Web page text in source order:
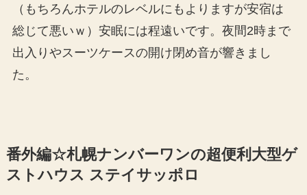
（もちろんホテルのレベルにもよりますが安宿は
総じて悪いｗ）安眠には程遠いです。夜間2時まで
出入りやスーツケースの開け閉め音が響きまし
た。
番外編☆札幌ナンバーワンの超便利大型ゲ
ストハウス ステイサッポロ